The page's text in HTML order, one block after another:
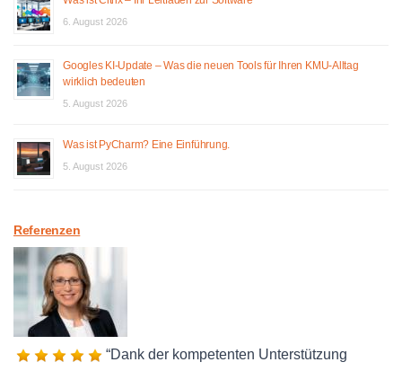
6. August 2026
Googles KI-Update – Was die neuen Tools für Ihren KMU-Alltag
wirklich bedeuten
5. August 2026
Was ist PyCharm? Eine Einführung.
5. August 2026
Referenzen
Dank der kompetenten Unterstützung